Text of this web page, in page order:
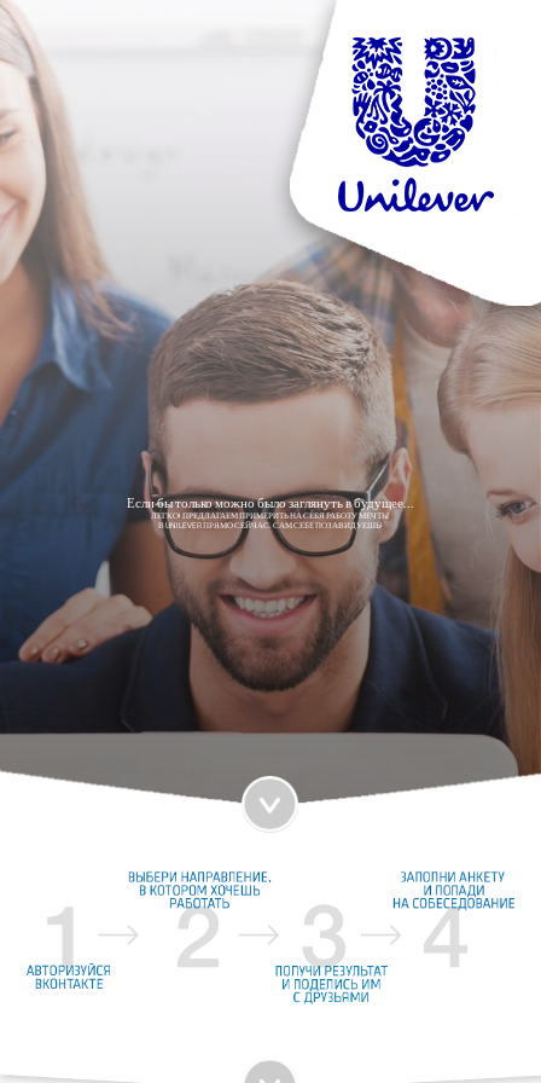
Если бы только можно было заглянуть в будущее...
ЛЕГКО! ПРЕДЛАГАЕМ ПРИМЕРИТЬ НА СЕБЯ РАБОТУ МЕЧТЫ
В UNILEVER ПРЯМО СЕЙЧАС. САМ СЕБЕ ПОЗАВИДУЕШЬ!